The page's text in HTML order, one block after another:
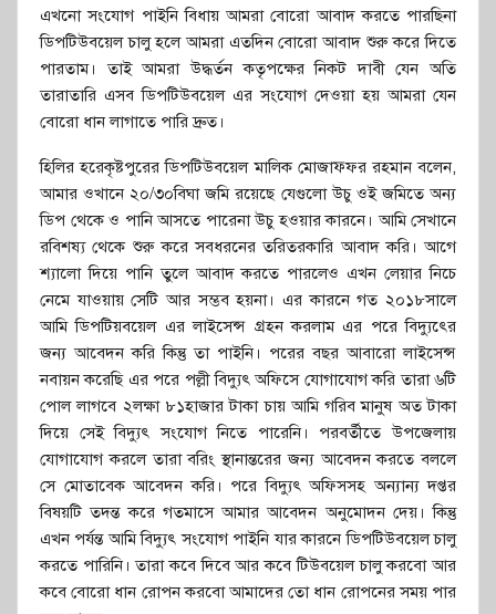
এখনো সংযোগ পাইনি বিধায় আমরা বোরো আবাদ করতে পারছিনা
ডিপটিউবয়েল চালু হলে আমরা এতদিন বোরো আবাদ শুরু করে দিতে
পারতাম। তাই আমরা উদ্ধর্তন কতৃপক্ষের নিকট দাবী যেন অতি
তারাতারি এসব ডিপটিউবয়েল এর সংযোগ দেওয়া হয় আমরা যেন
বোরো ধান লাগাতে পারি দ্রুত।
হিলির হরেকৃষ্টপুরের ডিপটিউবয়েল মালিক মোজাফ্ফর রহমান বলেন,
আমার ওখানে ২০/৩০বিঘা জমি রয়েছে যেগুলো উচু ওই জমিতে অন্য
ডিপ থেকে ও পানি আসতে পারেনা উচু হওয়ার কারনে। আমি সেখানে
রবিশষ্য থেকে শুরু করে সবধরনের তরিতরকারি আবাদ করি। আগে
শ্যালো দিয়ে পানি তুলে আবাদ করতে পারলেও এখন লেয়ার নিচে
নেমে যাওয়ায় সেটি আর সম্ভব হয়না। এর কারনে গত ২০১৮সালে
আমি ডিপটিয়বয়েল এর লাইসেন্স গ্রহন করলাম এর পরে বিদ্যুৎের
জন্য আবেদন করি কিন্তু তা পাইনি। পরের বছর আবারো লাইসেন্স
নবায়ন করেছি এর পরে পল্লী বিদ্যুৎ অফিসে যোগাযোগ করি তারা ৬টি
পোল লাগবে ২লক্ষা ৮১হাজার টাকা চায় আমি গরিব মানুষ অত টাকা
দিয়ে সেই বিদ্যুৎ সংযোগ নিতে পারেনি। পরবর্তীতে উপজেলায়
যোগাযোগ করলে তারা বরিং স্থানান্তরের জন্য আবেদন করতে বললে
সে মোতাবেক আবেদন করি। পরে বিদ্যুৎ অফিসসহ অন্যান্য দপ্তর
বিষয়টি তদন্ত করে গতমাসে আমার আবেদন অনুমোদন দেয়। কিন্তু
এখন পর্যন্ত আমি বিদ্যুৎ সংযোগ পাইনি যার কারনে ডিপটিউবয়েল চালু
করতে পারিনি। তারা কবে দিবে আর কবে টিউবয়েল চালু করবো আর
কবে বোরো ধান রোপন করবো আমাদের তো ধান রোপনের সময় পার